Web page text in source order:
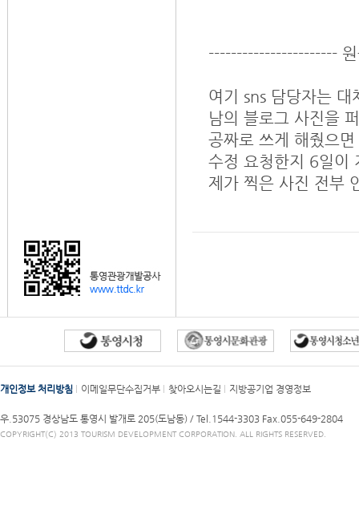
-----------------------
여기 sns 담당자는 대
남의 블로그 사진을
공짜로 쓰게 해줬으
수정 요청한지 6일이
제가 찍은 사진 전부
개인정보 처리방침 이메일무단수집거부 찾아오시는길 지방공기업 경영정보
우.53075 경상남도 통영시 발개로 205(도남동) / Tel.1544-3303 Fax.055-649-2804
COPYRIGHT(C) 2013 TOURISM DEVELOPMENT CORPORATION. ALL RIGHTS RESERVED.